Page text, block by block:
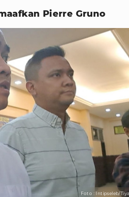
Pierre Gruno
Foto : Intipseleb/